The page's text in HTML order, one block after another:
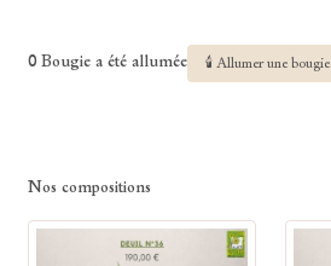
0 Bougie a été allumée 🕯 Allumer une bougie
Nos compositions